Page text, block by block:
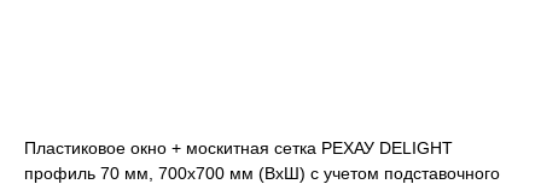
Пластиковое окно + москитная сетка РЕХАУ DELIGHT
профиль 70 мм, 700х700 мм (ВхШ) с учетом подставочного